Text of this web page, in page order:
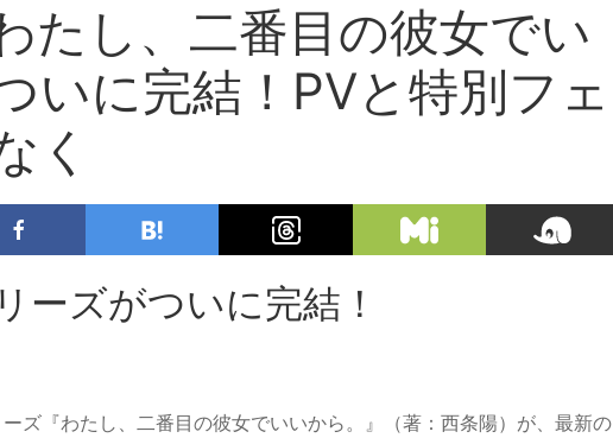
たし、二番目の彼女でい
いに完結！PVと特別フェ
く
ーズがついに完結！
ズ『わたし、二番目の彼女でいいから。』（著：西条陽）が、最新の